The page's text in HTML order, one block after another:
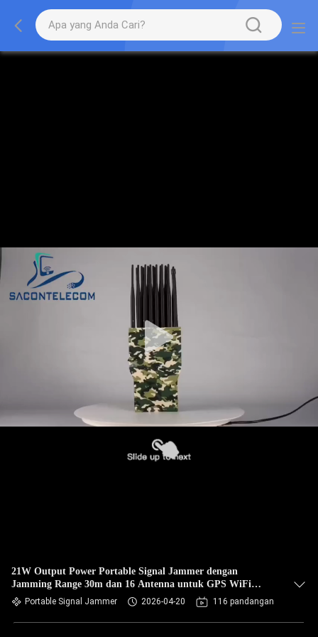
21W Output Power Portable Signal Jammer dengan
Jamming Range 30m dan 16 Antenna untuk GPS WiFi
Bluetooth Blocking
Portable Signal Jammer 2026-04-20 116 pandangan